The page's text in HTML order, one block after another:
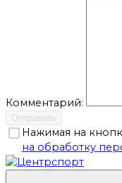
Комментарий:
Отправить
Нажимая на
на обработку